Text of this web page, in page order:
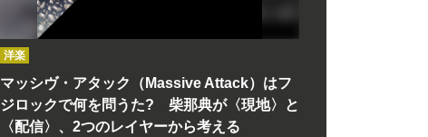
洋楽
マッシヴ・アタック（Massive Attack）はフ
ジロックで何を問うた? 柴那典が〈現地〉と
〈配信〉、2つのレイヤーから考える